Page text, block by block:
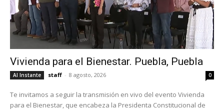
Vivienda para el Bienestar. Puebla, Puebla
Al Instante staff - 8 agosto, 2026 0
Te invitamos a seguir la transmisión en vivo del evento Vivienda
para el Bienestar, que encabeza la Presidenta Constitucional de